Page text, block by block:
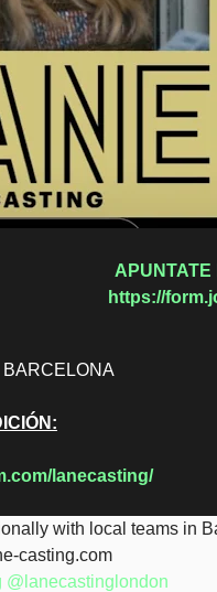
APUNTATE
https://
BARCELONA
lanecasting/
with local teams in
@lanecastinglondon